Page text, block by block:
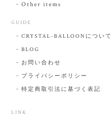
Other items
GUIDE
CRYSTAL-BALLOONについて
BLOG
お問い合わせ
プライバシーポリシー
特定商取引法に基づく表記
LINK